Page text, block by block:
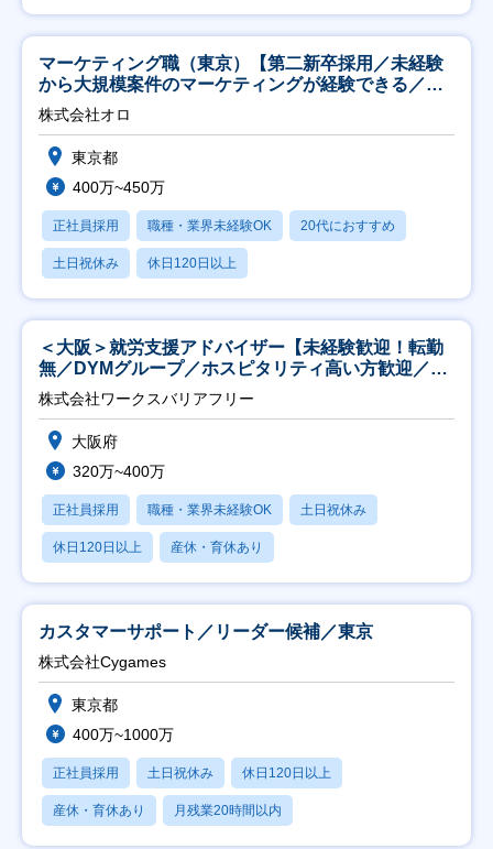
マーケティング職（東京）【第二新卒採用／未経験
から大規模案件のマーケティングが経験できる／研
修充実】
株式会社オロ
東京都
400万~450万
正社員採用 職種・業界未経験OK 20代におすすめ
土日祝休み 休日120日以上
＜大阪＞就労支援アドバイザー【未経験歓迎！転勤
無／DYMグループ／ホスピタリティ高い方歓迎／土
日祝】
株式会社ワークスバリアフリー
大阪府
320万~400万
正社員採用 職種・業界未経験OK 土日祝休み
休日120日以上 産休・育休あり
カスタマーサポート／リーダー候補／東京
株式会社Cygames
東京都
400万~1000万
正社員採用 土日祝休み 休日120日以上
産休・育休あり 月残業20時間以内